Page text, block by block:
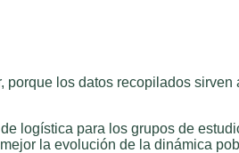
los datos recopilados sirven
logística para los grupos de
la evolución de la dinámica